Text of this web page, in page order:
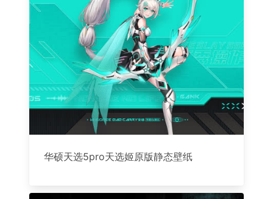
华硕天选5pro天选姬原版静态壁纸